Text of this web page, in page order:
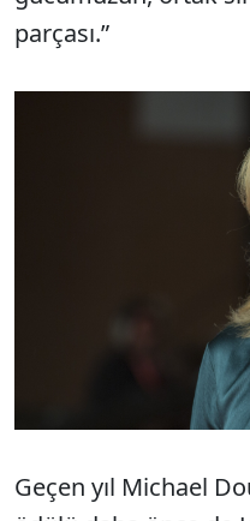
parçası.”
Geçen yıl Michael